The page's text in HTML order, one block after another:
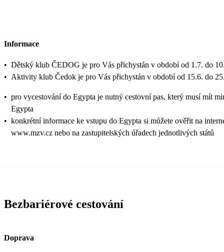
Informace
• Dětský klub ČEDOG je pro Vás přichystán v období od 1.7. do
• Aktivity klub Čedok je pro Vás přichystán v období od 15.6. do
• pro vycestování do Egypta je nutný cestovní pas, který musí mít
Egypta
• konkrétní informace ke vstupu do Egypta si můžete ověřit na
www.mzv.cz nebo na zastupitelských úřadech jednotlivých států
Bezbariérové cestování
Doprava